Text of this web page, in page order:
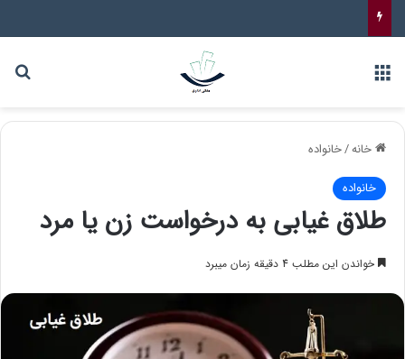
خانه/خانواده
خانواده
طلاق غیابی به درخواست زن یا مرد
خواندن این مطلب 4 دقیقه زمان میبرد